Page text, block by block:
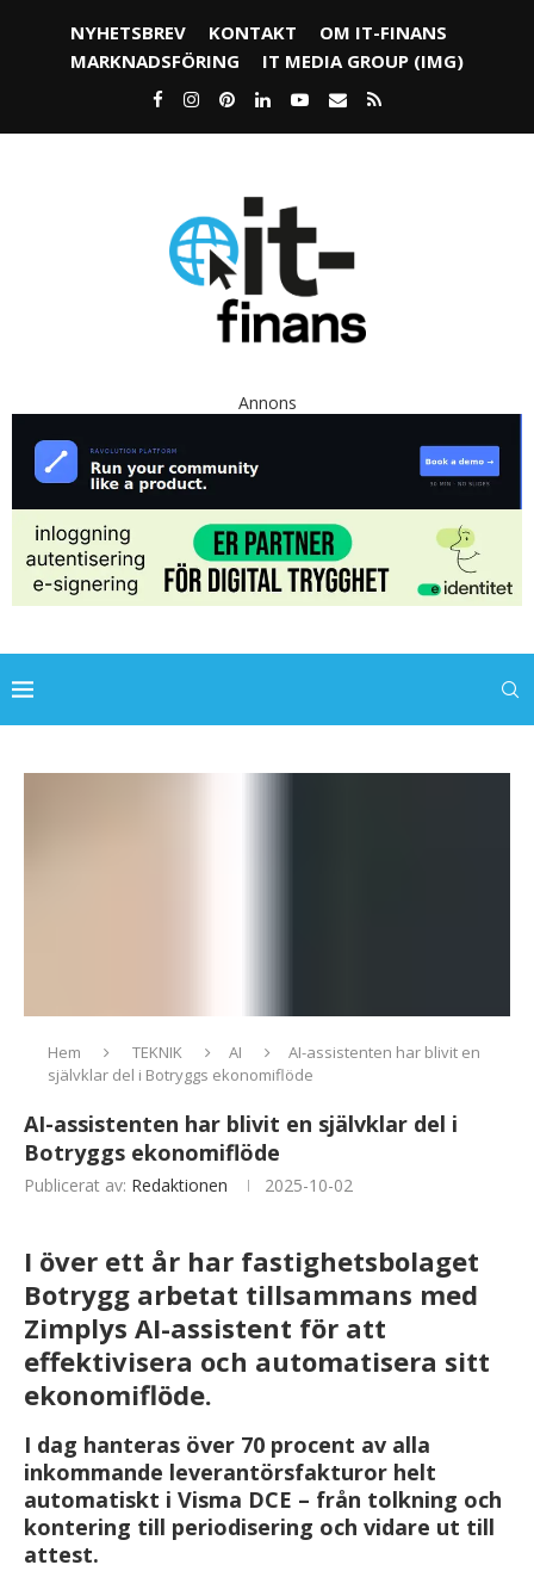
NYHETSBREV KONTAKT
OM IT-FINANS
MARKNADSFÖRING
IT MEDIA GROUP (IMG)
Annons
Hem TEKNIK AI
AI-assistenten har blivit en
självklar del i Botryggs ekonomiflöde
AI-assistenten har blivit en självklar del i
Botryggs ekonomiflöde
Publicerat av: Redaktionen 2025-10-02
I över ett år har fastighetsbolaget
Botrygg arbetat tillsammans med
Zimplys AI-assistent för att
effektivisera och automatisera sitt
ekonomiflöde.
I dag hanteras över 70 procent av alla
inkommande leverantörsfakturor helt
automatiskt i Visma DCE – från tolkning och
kontering till periodisering och vidare ut till
attest.